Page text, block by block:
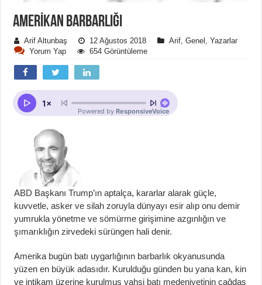
AMERIKAN BARBARLIĞI
Arif Altunbaş 12 Ağustos 2018 Arif,Genel ,Yazarlar
Yorum Yap
654 Görüntüleme
ABD Başkanı Trump’ın aptalça, kararlar alarak güçle,
kuvvetle, asker ve silah zoruyla dünyayı esir alıp onu demir
yumrukla yönetme ve sömürme girişimine azgınlığın ve
şımarıklığın zirvedeki sürüngen hali denir.
Amerika bugün batı uygarlığının barbarlık okyanusunda
yüzen en büyük adasıdır. Kurulduğu günden bu yana kan, kin
ve intikam üzerine kurulmuş vahşi batı medeniyetinin çağdaş